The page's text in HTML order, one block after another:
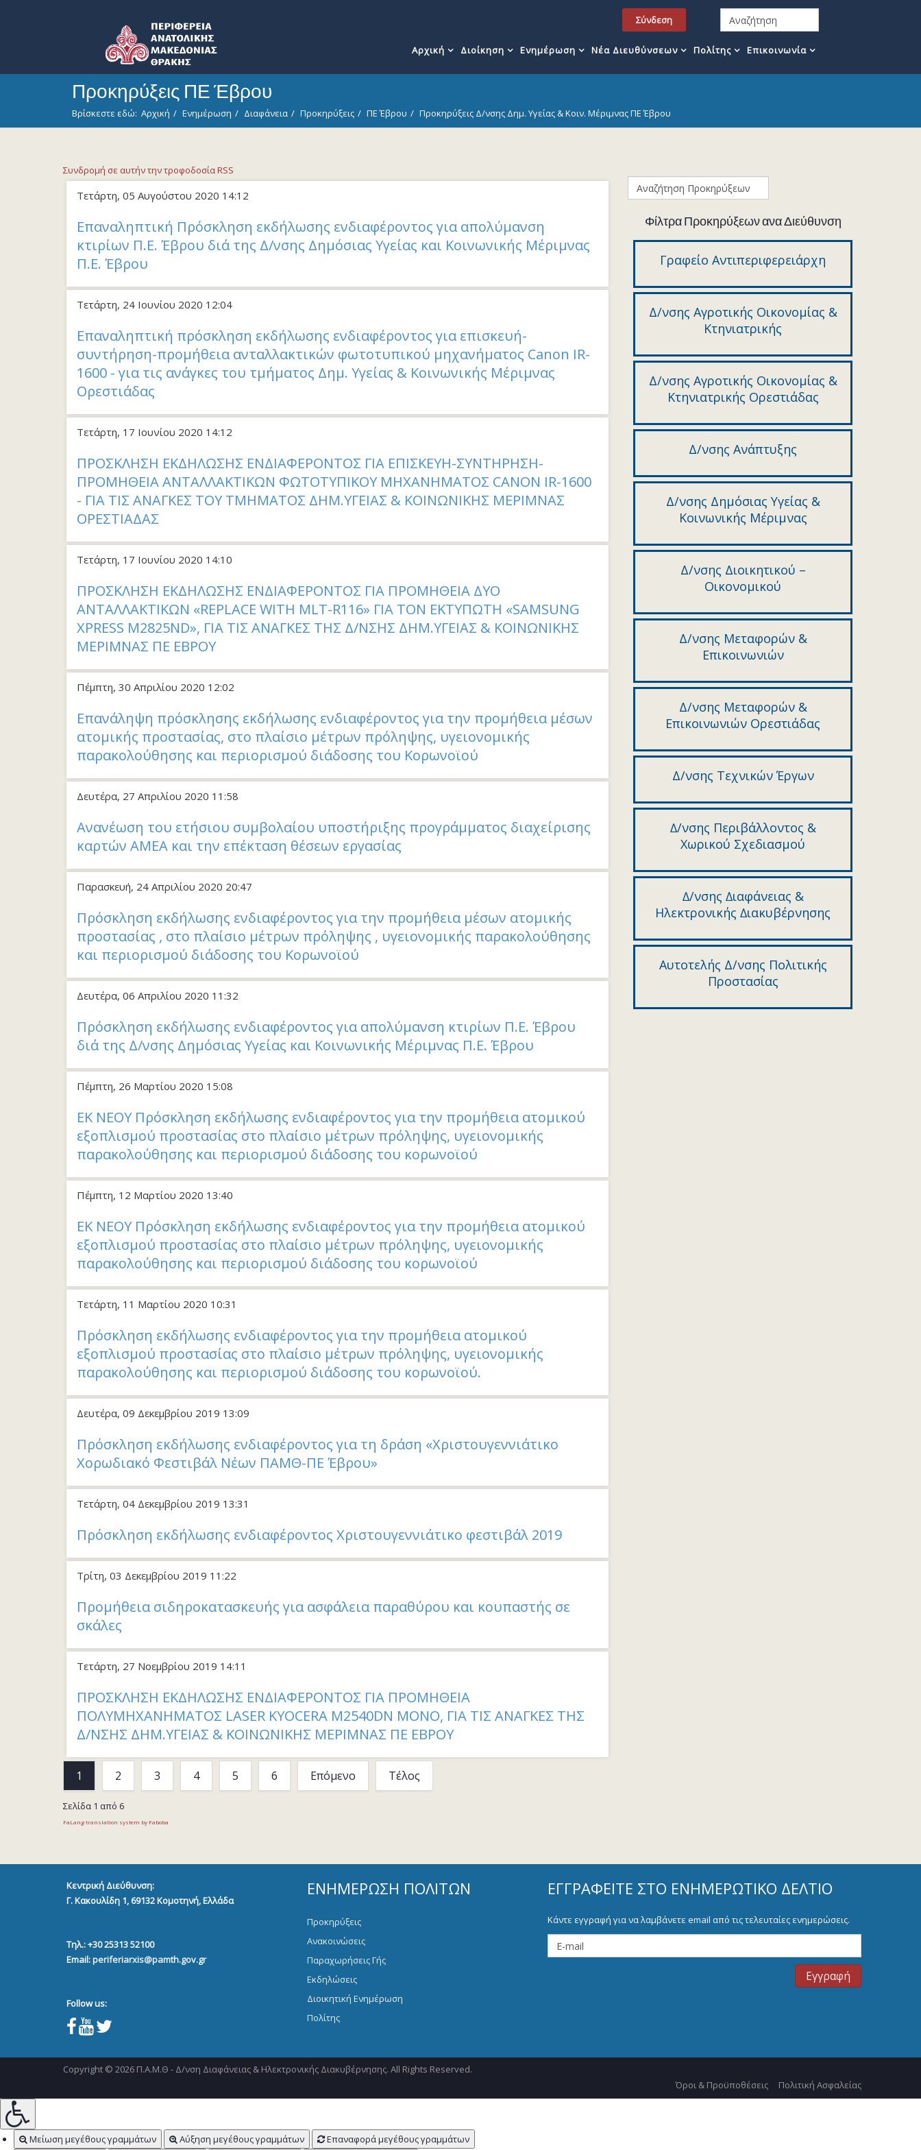
Σύνδεση
Αρχική Διοίκηση Ενημέρωση Νέα Διευθύνσεων Πολίτης Επικοινωνία
Προκηρύξεις ΠΕ Έβρου
Βρίσκεστε εδώ: Αρχική Ενημέρωση Διαφάνεια Προκηρύξεις ΠΕ Έβρου Προκηρύξεις Δ/νσης Δημ. Υγείας & Κοιν. Μέριμνας ΠΕ Έβρου
Συνδρομή σε αυτήν την τροφοδοσία RSS
Τετάρτη, 05 Αυγούστου 2020 14:12
Επαναληπτική Πρόσκληση εκδήλωσης ενδιαφέροντος για απολύμανση
κτιρίων Π.Ε. Έβρου διά της Δ/νσης Δημόσιας Υγείας και Κοινωνικής Μέριμνας
Π.Ε. Έβρου
Τετάρτη, 24 Ιουνίου 2020 12:04
Επαναληπτική πρόσκληση εκδήλωσης ενδιαφέροντος για επισκευή-
συντήρηση-προμήθεια ανταλλακτικών φωτοτυπικού μηχανήματος Canon IR-
1600 - για τις ανάγκες του τμήματος Δημ. Υγείας & Κοινωνικής Μέριμνας
Ορεστιάδας
Τετάρτη, 17 Ιουνίου 2020 14:12
ΠΡΟΣΚΛΗΣΗ ΕΚΔΗΛΩΣΗΣ ΕΝΔΙΑΦΕΡΟΝΤΟΣ ΓΙΑ ΕΠΙΣΚΕΥΗ-ΣΥΝΤΗΡΗΣΗ-
ΠΡΟΜΗΘΕΙΑ ΑΝΤΑΛΛΑΚΤΙΚΩΝ ΦΩΤΟΤΥΠΙΚΟΥ ΜΗΧΑΝΗΜΑΤΟΣ CANON ΙR-1600
- ΓΙΑ ΤΙΣ ΑΝΑΓΚΕΣ ΤΟΥ ΤΜΗΜΑΤΟΣ ΔΗΜ.ΥΓΕΙΑΣ & ΚΟΙΝΩΝΙΚΗΣ ΜΕΡΙΜΝΑΣ
ΟΡΕΣΤΙΑΔΑΣ
Τετάρτη, 17 Ιουνίου 2020 14:10
ΠΡΟΣΚΛΗΣΗ ΕΚΔΗΛΩΣΗΣ ΕΝΔΙΑΦΕΡΟΝΤΟΣ ΓΙΑ ΠΡΟΜΗΘΕΙΑ ΔΥΟ
ΑΝΤΑΛΛΑΚΤΙΚΩΝ «REPLACE WITH MLT-R116» ΓΙΑ ΤΟΝ ΕΚΤΥΠΩΤΗ «SAMSUNG
XPRESS M2825ND», ΓΙΑ ΤΙΣ ΑΝΑΓΚΕΣ ΤΗΣ Δ/ΝΣΗΣ ΔΗΜ.ΥΓΕΙΑΣ & ΚΟΙΝΩΝΙΚΗΣ
ΜΕΡΙΜΝΑΣ ΠΕ ΕΒΡΟΥ
Πέμπτη, 30 Απριλίου 2020 12:02
Επανάληψη πρόσκλησης εκδήλωσης ενδιαφέροντος για την προμήθεια μέσων
ατομικής προστασίας, στο πλαίσιο μέτρων πρόληψης, υγειονομικής
παρακολούθησης και περιορισμού διάδοσης του Κορωνοϊού
Δευτέρα, 27 Απριλίου 2020 11:58
Aνανέωση του ετήσιου συμβολαίου υποστήριξης προγράμματος διαχείρισης
καρτών ΑΜΕΑ και την επέκταση θέσεων εργασίας
Παρασκευή, 24 Απριλίου 2020 20:47
Πρόσκληση εκδήλωσης ενδιαφέροντος για την προμήθεια μέσων ατομικής
προστασίας , στο πλαίσιο μέτρων πρόληψης , υγειονομικής παρακολούθησης
και περιορισμού διάδοσης του Κορωνοϊού
Δευτέρα, 06 Απριλίου 2020 11:32
Πρόσκληση εκδήλωσης ενδιαφέροντος για απολύμανση κτιρίων Π.Ε. Έβρου
διά της Δ/νσης Δημόσιας Υγείας και Κοινωνικής Μέριμνας Π.Ε. Έβρου
Πέμπτη, 26 Μαρτίου 2020 15:08
ΕΚ ΝΕΟΥ Πρόσκληση εκδήλωσης ενδιαφέροντος για την προμήθεια ατομικού
εξοπλισμού προστασίας στο πλαίσιο μέτρων πρόληψης, υγειονομικής
παρακολούθησης και περιορισμού διάδοσης του κορωνοϊού
Πέμπτη, 12 Μαρτίου 2020 13:40
ΕΚ ΝΕΟΥ Πρόσκληση εκδήλωσης ενδιαφέροντος για την προμήθεια ατομικού
εξοπλισμού προστασίας στο πλαίσιο μέτρων πρόληψης, υγειονομικής
παρακολούθησης και περιορισμού διάδοσης του κορωνοϊού
Τετάρτη, 11 Μαρτίου 2020 10:31
Πρόσκληση εκδήλωσης ενδιαφέροντος για την προμήθεια ατομικού
εξοπλισμού προστασίας στο πλαίσιο μέτρων πρόληψης, υγειονομικής
παρακολούθησης και περιορισμού διάδοσης του κορωνοϊού.
Δευτέρα, 09 Δεκεμβρίου 2019 13:09
Πρόσκληση εκδήλωσης ενδιαφέροντος για τη δράση «Χριστουγεννιάτικο
Χορωδιακό Φεστιβάλ Νέων ΠΑΜΘ-ΠΕ Έβρου»
Τετάρτη, 04 Δεκεμβρίου 2019 13:31
Πρόσκληση εκδήλωσης ενδιαφέροντος Χριστουγεννιάτικο φεστιβάλ 2019
Τρίτη, 03 Δεκεμβρίου 2019 11:22
Προμήθεια σιδηροκατασκευής για ασφάλεια παραθύρου και κουπαστής σε
σκάλες
Τετάρτη, 27 Νοεμβρίου 2019 14:11
ΠΡΟΣΚΛΗΣΗ ΕΚΔΗΛΩΣΗΣ ΕΝΔΙΑΦΕΡΟΝΤΟΣ ΓΙΑ ΠΡΟΜΗΘΕΙΑ
ΠΟΛΥΜΗΧΑΝΗΜΑΤΟΣ LASER KYOCERA M2540DN MONO, ΓΙΑ ΤΙΣ ΑΝΑΓΚΕΣ ΤΗΣ
Δ/ΝΣΗΣ ΔΗΜ.ΥΓΕΙΑΣ & ΚΟΙΝΩΝΙΚΗΣ ΜΕΡΙΜΝΑΣ ΠΕ ΕΒΡΟΥ
1 2 3 4 5 6 Επόμενο Τέλος
Σελίδα 1 από 6
FaLang translation system by Faboba
Φίλτρα Προκηρύξεων ανα Διεύθυνση
Γραφείο Αντιπεριφερειάρχη
Δ/νσης Αγροτικής Οικονομίας &
Κτηνιατρικής
Δ/νσης Αγροτικής Οικονομίας &
Κτηνιατρικής Ορεστιάδας
Δ/νσης Ανάπτυξης
Δ/νσης Δημόσιας Υγείας &
Κοινωνικής Μέριμνας
Δ/νσης Διοικητικού –
Οικονομικού
Δ/νσης Μεταφορών &
Επικοινωνιών
Δ/νσης Μεταφορών &
Επικοινωνιών Ορεστιάδας
Δ/νσης Τεχνικών Έργων
∆/νσης Περιβάλλοντος &
Χωρικού Σχεδιασµού
∆/νσης ∆ιαφάνειας &
Ηλεκτρονικής ∆ιακυβέρνησης
Αυτοτελής Δ/νσης Πολιτικής
Προστασίας
Κεντρική Διεύθυνση:
Γ. Κακουλίδη 1, 69132Κομοτηνή, Ελλάδα
Τηλ.: +30 25313 52100
Email:periferiarxis@pamth.gov.gr
Follow us:
ΕΝΗΜΈΡΩΣΗ ΠΟΛΙΤΏΝ
Προκηρύξεις
Ανακοινώσεις
Παραχωρήσεις Γής
Εκδηλώσεις
Διοικητική Ενημέρωση
Πολίτης
ΕΓΓΡΑΦΕΊΤΕ ΣΤΟ ΕΝΗΜΕΡΩΤΙΚΌ ΔΕΛΤΊΟ
Κάντε εγγραφή για να λαμβάνετε email από τις τελευταίες ενημερώσεις.
Copyright © 2026 Π.Α.Μ.Θ - Δ/νση Διαφάνειας & Ηλεκτρονικής Διακυβέρνησης. All Rights Reserved.
Όροι & Προϋποθέσεις
Πολιτική Ασφαλείας
Μείωση μεγέθους γραμμάτων Αύξηση μεγέθους γραμμάτων Επαναφορά μεγέθους γραμμάτων